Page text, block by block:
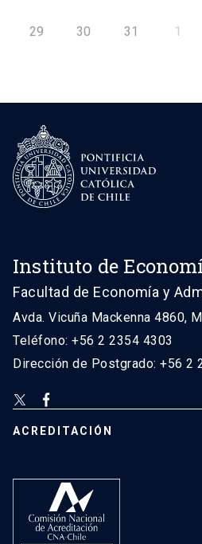
29 30 31 1
Instituto de
Facultad de Economía y
Avda. Vicuña Mackenna 4860,
Teléfono: +56 2 2354 4303
Dirección de Postgrado: +56 2
ACREDITACIÓN